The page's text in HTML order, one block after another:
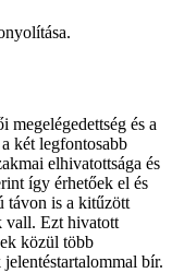
és a
két legfontosabb
elhivatottsága és
így érhetőek el és
távon is a kitűzött
vall. Ezt hivatott
közül több
bír.